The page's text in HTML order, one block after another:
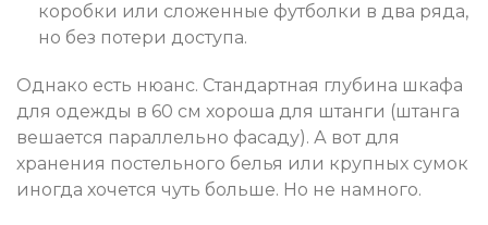
коробки или сложенные футболки в два ряда,
но без потери доступа.
Однако есть нюанс. Стандартная глубина шкафа
для одежды в 60 см хороша для штанги (штанга
вешается параллельно фасаду). А вот для
хранения постельного белья или крупных сумок
иногда хочется чуть больше. Но не намного.